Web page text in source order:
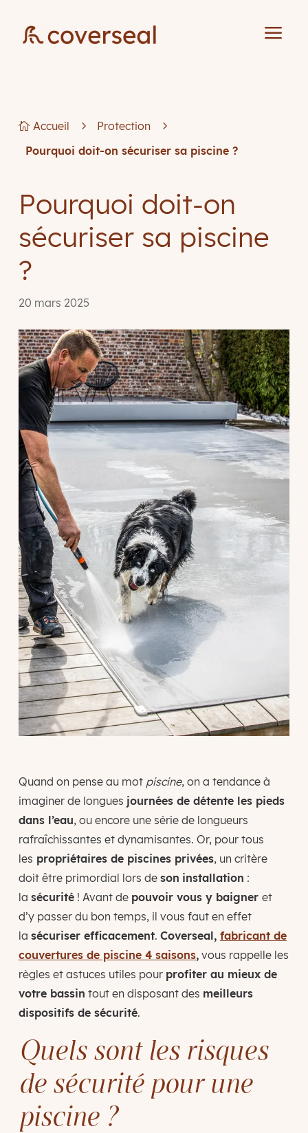
a
 Accueil 5 Protection
5
Pourquoi doit-on sécuriser sa piscine ?
Pourquoi doit-on
sécuriser sa piscine
?
20 mars 2025
Quand on pense au mot piscine, on a tendance à
imaginer de longues journées de détente les pieds
dans l’eau, ou encore une série de longueurs
rafraîchissantes et dynamisantes. Or, pour tous
les propriétaires de piscines privées, un critère
doit être primordial lors de son installation :
la sécurité! Avant de pouvoir vous y baigner et
d’y passer du bon temps, il vous faut en effet
la sécuriser efficacement. Coverseal, fabricant de
couvertures de piscine 4 saisons,vous rappelle les
règles et astuces utiles pour profiter au mieux de
votre bassin tout en disposant des meilleurs
dispositifs de sécurité.
Quels sont les risques
de sécurité pour une
piscine ?